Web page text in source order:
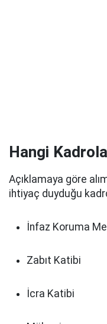
Hangi
Açıklamaya göre
ihtiyaç duyduğu
İnfaz Koruma
Zabıt Katibi
İcra Katibi